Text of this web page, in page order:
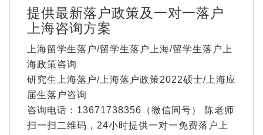
提供最新落户政策及一对一落户
上海咨询方案
上海留学生落户/留学生落户上海/留学生落户上
海政策咨询
研究生上海落户/上海落户政策2022硕士/上海应
届生落户咨询
咨询电话：13671738356（微信同号） 陈老师
扫一扫二维码，24小时提供一对一免费落户上